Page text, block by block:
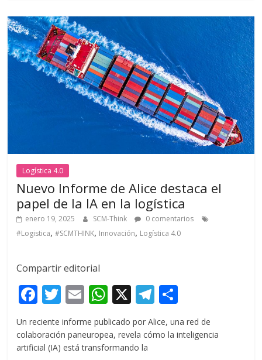
k p r
Logística 4.0
Nuevo Informe de Alice destaca el
papel de la IA en la logística
enero 19, 2025 SCM-Think
0 comentarios
#Logistica,#SCMTHINK, Innovación, Logística 4.0
Compartir editorial
F
ac
e
b
T
w
itt
er
E
ai
l
W
h
at
s
X T
el
e m
Un reciente informe publicado por Alice, una red de
colaboración paneuropea, revela cómo la inteligencia
artificial (IA) está transformando la